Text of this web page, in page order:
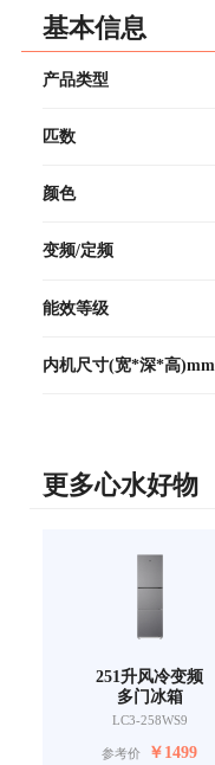
基本信息
产品类型
匹数
颜色
变频/定频
能效等级
内机尺寸(宽*深*高)mm
更多心水好物
251升风冷变频
多门冰箱
LC3-258WS9
参考价 ￥1499